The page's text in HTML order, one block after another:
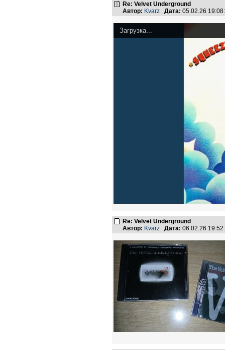
Re: Velvet Underground
Автор: Kvarz Дата: 05.02.26
Загрузка...
Re: Velvet Underground
Автор: Kvarz Дата: 06.02.26